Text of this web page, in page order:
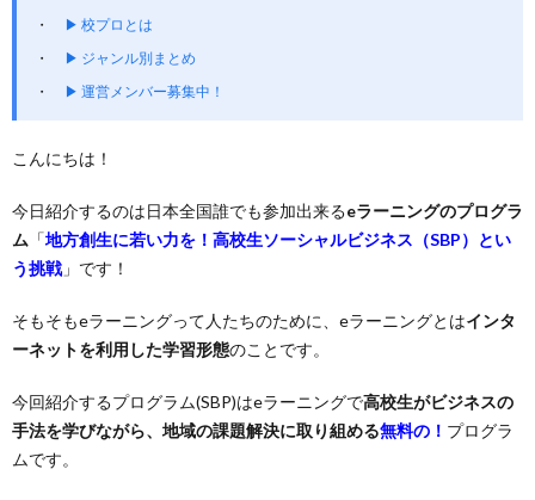
▶ 校プロとは
▶ ジャンル別まとめ
▶ 運営メンバー募集中！
こんにちは！
今日紹介するのは日本全国誰でも参加出来るeラーニングのプログラ
ム 「地方創生に若い力を！高校生ソーシャルビジネス（SBP）とい
う挑戦 」です！
そもそもeラーニングって人たちのために、eラーニングとはインタ
ーネットを利用した学習形態のことです。
今回紹介するプログラム(SBP)はeラーニングで高校生がビジネスの
手法を学びながら、地域の課題解決に取り組める無料の！ プログラ
ムです。